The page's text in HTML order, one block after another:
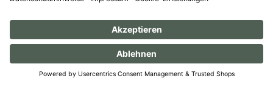
© 1956 - 2026 Gewürz- und Teehaus Schnorr - with
HexaMain GmbH
ImpressumAGBWiderrufsbelehrungenDatenschutz
Barrierefreiheit